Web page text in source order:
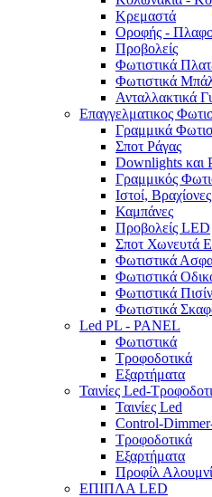
Κρεμαστά
Οροφής -
Προβολείς
Φωτιστικά
Φωτιστικά
Ανταλλακτικά
Επαγγελματικος
Γραμμικά
Σποτ Ράγας
Downlights και
Γραμμικός
Ιστοί,
Καμπάνες
Προβολείς LED
Σποτ Χωνευτά
Φωτιστικά
Φωτιστικά
Φωτιστικά
Φωτιστικά
Led PL - PANEL
Φωτιστικά
Τροφοδοτικά
Εξαρτήματα
Ταινίες Led-
Ταινίες Led
Control-
Τροφοδοτικά
Εξαρτήματα
Προφίλ
ΕΠΙΠΛΑ LED